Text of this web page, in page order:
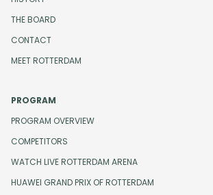
THE BOARD
CONTACT
MEET ROTTERDAM
PROGRAM
PROGRAM OVERVIEW
COMPETITORS
WATCH LIVE ROTTERDAM ARENA
HUAWEI GRAND PRIX OF ROTTERDAM